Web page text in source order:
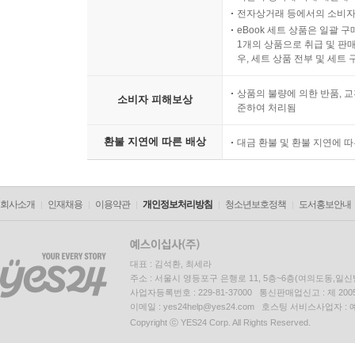
전자상거래 등에서의 소비
eBook 세트 상품은 일괄 구
1개의 상품으로 취급 및 판
우, 세트 상품 전부 및 세트
소비자 피해보상
상품의 불량에 의한 반품,
준하여 처리됨
환불 지연에 따른 배상 대금 환불 및 환불 지연에
회사소개 인재채용 이용약관 개인정보처리방침 청소년보호정책 도서홍보안내
대표 : 김석환, 최세라
주소 : 서울시 영등포구 은행로 11, 5층~6층(여의도동,일신
사업자등록번호 : 229-81-37000 통신판매업신고 : 제
이메일 : yes24help@yes24.com 호스팅 서비스사업자 :
Copyright ⓒ YES24 Corp. All Rights Reserved.